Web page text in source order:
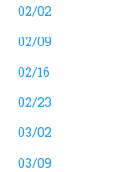
02/02
02/09
02/16
02/23
03/02
03/09